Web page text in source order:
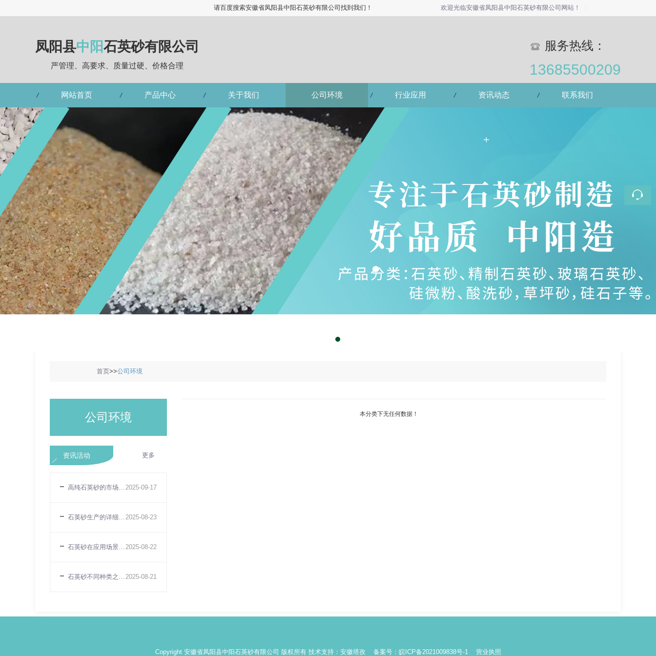
请百度搜索安徽省凤阳县中阳石英砂有限公司找到我们！ 欢迎光临安徽省凤阳县中阳石英砂有限公司网站！
凤阳县中阳石英砂有限公司
严管理、高要求、质量过硬、价格合理
服务热线：
13685500209
网站首页 产品中心 关于我们 公司环境 行业应用 资讯动态 联系我们
首页>>公司环境
公司环境
更多
资讯活动
2025-09-17
高纯石英砂的市场规模趋势
2025-08-23
石英砂生产的详细介绍
2025-08-22
石英砂在应用场景体现的性能适配性差异
2025-08-21
石英砂不同种类之间的性能差异
本分类下无任何数据！
Copyright 安徽省凤阳县中阳石英砂有限公司 版权所有 技术支持：安徽塔孜 备案号：皖ICP备2021009838号-1 营业执照